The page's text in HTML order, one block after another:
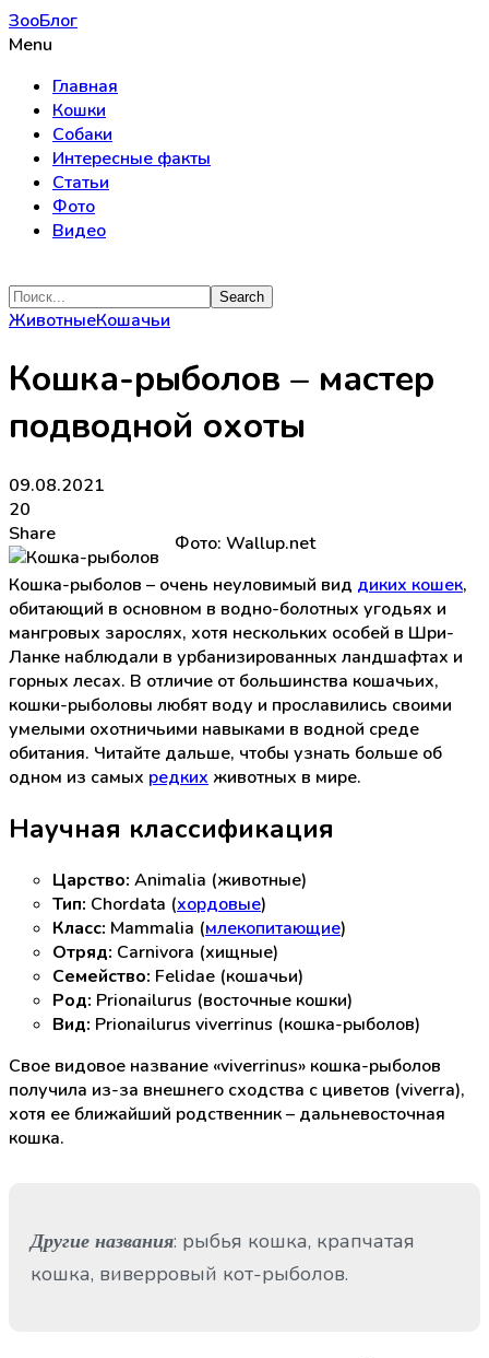
ЗооБлог
Menu
Главная
Кошки
Собаки
Интересные факты
Статьи
Фото
Видео
ЖивотныеКошачьи
Кошка-рыболов – мастер
подводной охоты
09.08.2021
20
Share
Фото: Wallup.net
Кошка-рыболов – очень неуловимый вид диких кошек,
обитающий в основном в водно-болотных угодьях и
мангровых зарослях, хотя нескольких особей в Шри-
Ланке наблюдали в урбанизированных ландшафтах и
горных лесах. В отличие от большинства кошачьих,
кошки-рыболовы любят воду и прославились своими
умелыми охотничьими навыками в водной среде
обитания. Читайте дальше, чтобы узнать больше об
одном из самых редких животных в мире.
Научная классификация
Царство: Animalia (животные)
Тип: Chordata (хордовые)
Класс: Mammalia (млекопитающие)
Отряд: Carnivora (хищные)
Семейство: Felidae (кошачьи)
Род: Prionailurus (восточные кошки)
Вид: Prionailurus viverrinus (кошка-рыболов)
Свое видовое название «viverrinus» кошка-рыболов
получила из-за внешнего сходства с циветов (viverra),
хотя ее ближайший родственник – дальневосточная
кошка.
Другие названия: рыбья кошка, крапчатая
кошка, виверровый кот-рыболов.